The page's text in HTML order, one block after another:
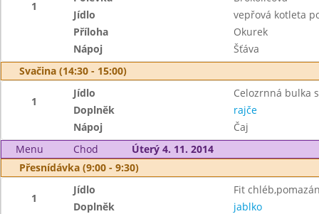
1
Jídlo
vepřová kotleta
Příloha
Okurek
Nápoj
Šťáva
Svačina (14:30 - 15:00)
1
Jídlo
Celozrnná bulka
Doplněk
rajče
Nápoj
Čaj
Menu
Chod
Úterý 4. 11. 2014
Přesnídávka (9:00 - 9:30)
1
Jídlo
Fit
Doplněk
jablko